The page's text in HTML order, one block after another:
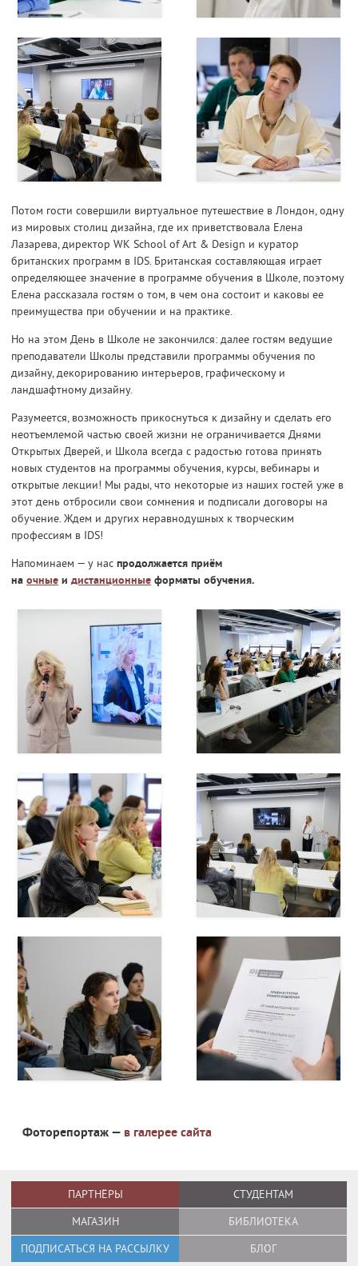
Потом гости совершили виртуальное путешествие в Лондон, одну
из мировых столиц дизайна, где их приветствовала Елена
Лазарева, директор WK School of Art & Design и куратор
британских программ в IDS. Британская составляющая играет
определяющее значение в программе обучения в Школе, поэтому
Елена рассказала гостям о том, в чем она состоит и каковы ее
преимущества при обучении и на практике.
Но на этом День в Школе не закончился: далее гостям ведущие
преподаватели Школы представили программы обучения по
дизайну, декорированию интерьеров, графическому и
ландшафтному дизайну.
Разумеется, возможность прикоснуться к дизайну и сделать его
неотъемлемой частью своей жизни не ограничивается Днями
Открытых Дверей, и Школа всегда с радостью готова принять
новых студентов на программы обучения, курсы, вебинары и
открытые лекции! Мы рады, что некоторые из наших гостей уже в
этот день отбросили свои сомнения и подписали договоры на
обучение. Ждем и других неравнодушных к творческим
профессиям в IDS!
Напоминаем — у нас продолжается приём
на очные и дистанционные форматы обучения.
Фоторепортаж — в галерее сайта
ПАРТНЁРЫ
СТУДЕНТАМ
МАГАЗИН
БИБЛИОТЕКА
ПОДПИСАТЬСЯ НА РАССЫЛКУ
БЛОГ